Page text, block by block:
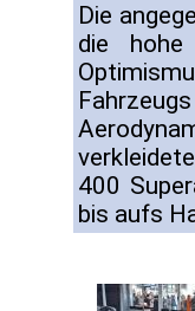
Die
die hohe
400
bis aufs